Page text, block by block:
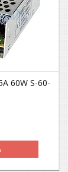
60W S-60-